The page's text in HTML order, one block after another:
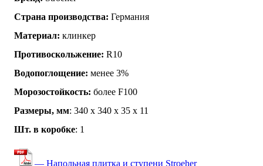
Страна производства: Германия
Материал: клинкер
Противоскольжение: R10
Водопоглощение: менее 3%
Морозостойкость: более F100
Размеры, мм: 340 х 340 х 35 х 11
Шт. в коробке: 1
— Напольная плитка и ступени Stroeher